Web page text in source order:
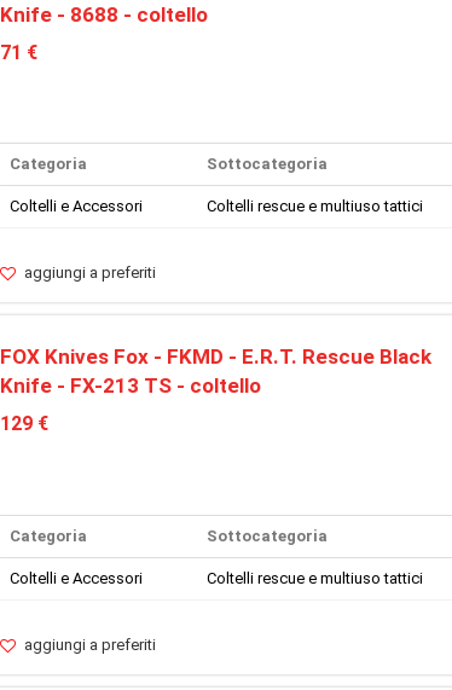
Knife - 8688 - coltello
71 €
Categoria Sottocategoria
Coltelli e Accessori Coltelli rescue e multiuso tattici
aggiungi a preferiti
FOX Knives Fox - FKMD - E.R.T. Rescue Black
Knife - FX-213 TS - coltello
129 €
Categoria Sottocategoria
Coltelli e Accessori Coltelli rescue e multiuso tattici
aggiungi a preferiti